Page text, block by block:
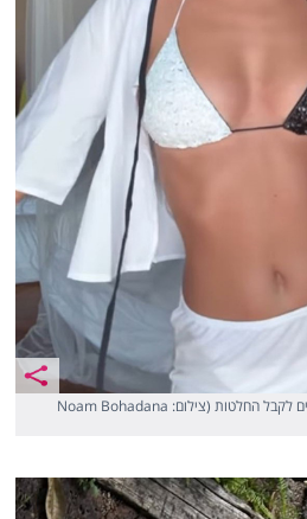
ביקיני מעולה לאנשים שלא מצליחים לקבל החלטות (צילום: Noam Bohadana